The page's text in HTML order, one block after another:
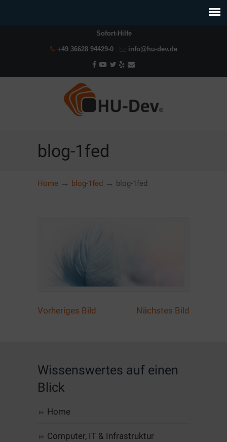
Sofort-Hilfe
+49 36628 94429-0 info@hu-dev.de
blog-1fed
Home → blog-1fed → blog-1fed
Vorheriges Bild Nächstes Bild
Wissenswertes auf einen
Blick
Home
Computer, IT & Infrastruktur